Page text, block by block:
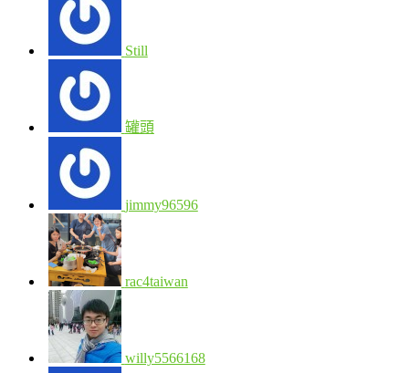
Still
罐頭
jimmy96596
rac4taiwan
willy5566168